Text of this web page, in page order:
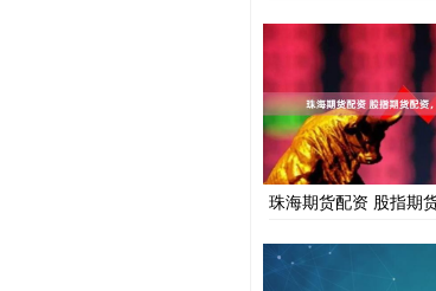
珠海期货配资 股指期